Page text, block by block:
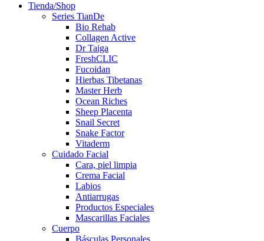
Tienda/Shop
Series TianDe
Bio Rehab
Collagen Active
Dr Taiga
FreshCLIC
Fucoidan
Hierbas Tibetanas
Master Herb
Ocean Riches
Sheep Placenta
Snail Secret
Snake Factor
Vitaderm
Cuidado Facial
Cara, piel limpia
Crema Facial
Labios
Antiarrugas
Productos Especiales
Mascarillas Faciales
Cuerpo
Básculas Personales